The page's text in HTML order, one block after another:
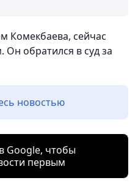
Комекбаева, сейчас
обратился в суд за
новостью
Google, чтобы
первым